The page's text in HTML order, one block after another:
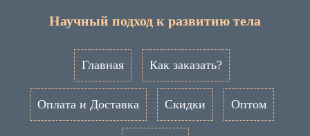
Научный подход к развитию тела
Главная Как заказать?
Оплата и Доставка Скидки Оптом